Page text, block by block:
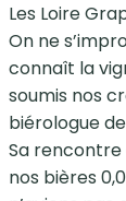
Les Loire
On ne
connaît la
soumis nos
biérologue
Sa rencontre
nos bières